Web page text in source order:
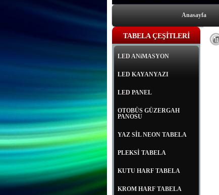
Anasayfa
TABELA ÇEŞİTLERİ
LED ANiMASYON
LED KAYANYAZI
LED PANEL
OTOBÜS GÜZERGAH
PANOSU
YAZ SİL NEON TABELA
PLEKSİ TABELA
KUTU HARF TABELA
KROM HARF TABELA